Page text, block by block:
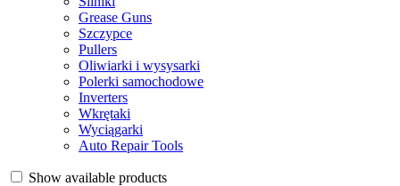
Grease Guns
Szczypce
Pullers
Oliwiarki i wysysarki
Polerki samochodowe
Inverters
Wkrętaki
Wyciągarki
Auto Repair Tools
Show available products